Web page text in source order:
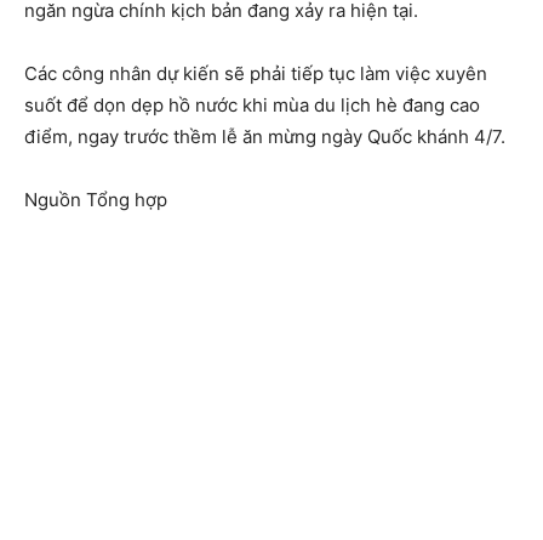
ngăn ngừa chính kịch bản đang xảy ra hiện tại.
Các công nhân dự kiến sẽ phải tiếp tục làm việc xuyên
suốt để dọn dẹp hồ nước khi mùa du lịch hè đang cao
điểm, ngay trước thềm lễ ăn mừng ngày Quốc khánh 4/7.
Nguồn Tổng hợp